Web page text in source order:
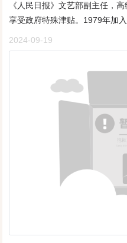
是武清上马台杜庄。那年正是
在朦胧的高台上，银装素裹……
称：肖刘杜。朦胧中感到沃野
三个公社所有：但耳熟的记忆
次站在排污河大堤上瞭望：野
一线，视野辽阔；湿地与外界
一片齐腰深的浅滩，堤岸树木
边天际，好一个梦幻，好一个
一个新世界，展现了一幅浓淡
我，没有商量余地！六月天，
的没人敢往里走，腹地那就更
陶醉了，那种醉意似乎让人忘
《人民日报》文艺部副主任，
享受政府特殊津贴。1979年加
漫银滩》等，诗集《故乡的星
等，中篇小说《文明地狱》，
之秋》均获天津市鲁迅文学奖
一等奖，《厦门风韵》获中国
史之间的勘探——关于石英先生
源(绵阳) 来源： 绵阳日报文/冯
旅游的并不在少数，但像石英
而且大力地描绘了四川的秀丽
四川文人的交往与友谊，深刻
展，深沉地再现了四川历史上
的事例是少之又少的。从这个
地缘》，可谓是开了集中描写
2024-09-19